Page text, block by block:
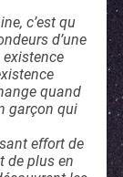
c’est qu
d’une
quand
garçon qui
effort de
de plus en